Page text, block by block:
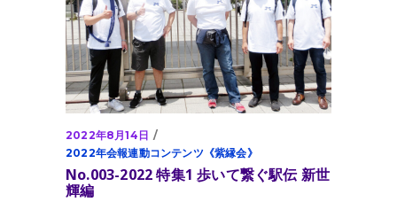
2022年8月14日
2022年会報連動コンテンツ《紫縁会》
No.003-2022 特集1 歩いて繋ぐ駅伝 新世
輝編